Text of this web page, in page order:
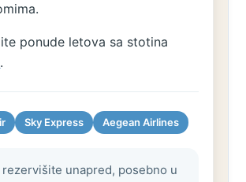
ponude letova sa stotina
.
Sky Express Aegean Airlines
unapred, posebno u